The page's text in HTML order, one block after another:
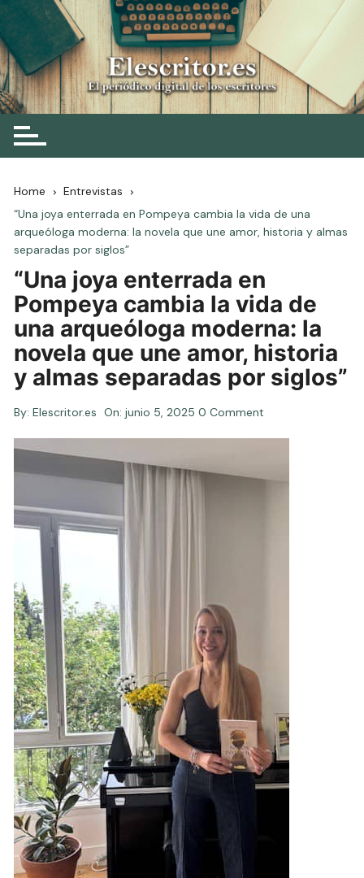
Skip
to
content
Elescritor.es
El periódico digital de los escritores
Home
Entrevistas
“Una joya enterrada en Pompeya cambia la vida de una
arqueóloga moderna: la novela que une amor, historia y almas
separadas por siglos”
“Una joya enterrada en
Pompeya cambia la vida de
una arqueóloga moderna: la
novela que une amor, historia
y almas separadas por siglos”
By: Elescritor.es On:junio 5, 2025 0 Comment